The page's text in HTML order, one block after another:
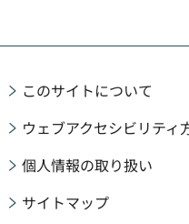
このサイトについて
ウェブアクセシビリティ
個人情報の取り扱い
サイトマップ